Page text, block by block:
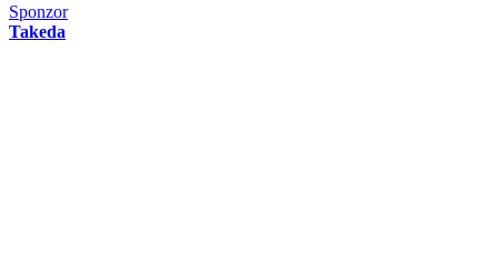
Sponzor
Takeda